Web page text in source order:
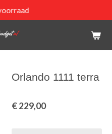
Orlando 1111 terra
€ 229,00